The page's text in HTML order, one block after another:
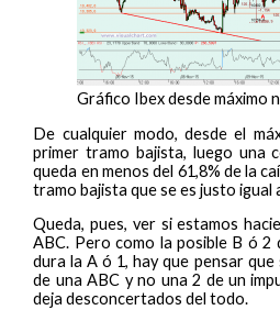
Gráfico Ibex desde máximo
De cualquier modo, desde el
primer tramo bajista, luego una
queda en menos del 61,8% de la
tramo bajista que se es justo igual
Queda, pues, ver si estamos
ABC. Pero como la posible B ó 2
dura la A ó 1, hay que pensar
de una ABC y no una 2 de un
deja desconcertados del todo.